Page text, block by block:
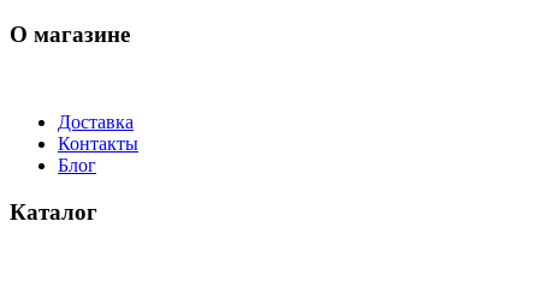
О магазине
Доставка
Контакты
Блог
Каталог